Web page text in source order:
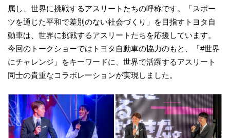
属し、世界に挑戦するアスリートたちの呼称です。「スポー
ツを通じた平和で差別のない社会づくり」を目指すトヨタ自
動車は、世界に挑戦するアスリートたちを応援しています。
今回のトークショーではトヨタ自動車の協力のもと、「#世界
にチャレンジ」をキーワードに、世界で活躍するアスリート
同士の貴重なコラボレーションが実現しました。